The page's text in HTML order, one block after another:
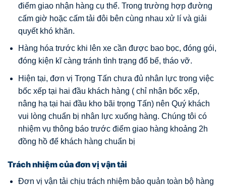
điểm giao nhận hàng cụ thể. Trong trường hợp đường
cấm giờ hoặc cấm tải đôi bên cùng nhau xử lí và giải
quyết khó khăn.
Hàng hóa trước khi lên xe cần được bao bọc, đóng gói,
đóng kiện kĩ càng tránh tình trạng đổ bể, tháo vỡ.
Hiện tại, đơn vị Trọng Tấn chưa đủ nhân lực trong việc
bốc xếp tại hai đầu khách hàng ( chỉ nhận bốc xếp,
nâng hạ tại hai đầu kho bãi trọng Tấn) nên Quý khách
vui lòng chuẩn bị nhân lực xuống hàng. Chúng tôi có
nhiệm vụ thông báo trước điểm giao hàng khoảng 2h
đồng hồ để khách hàng chuẩn bị
Trách nhiệm của đơn vị vận tải
Đơn vị vận tải chịu trách nhiệm bảo quản toàn bộ hàng